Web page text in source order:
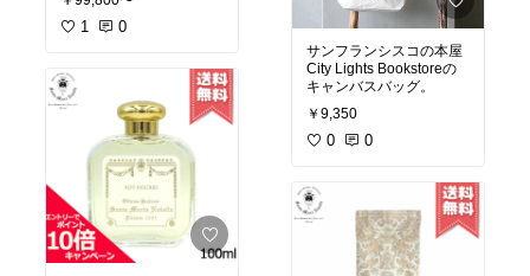
1 0
サンフランシスコの本屋
City Lights Bookstoreの
キャンバスバッグ。
￥9,350
0 0